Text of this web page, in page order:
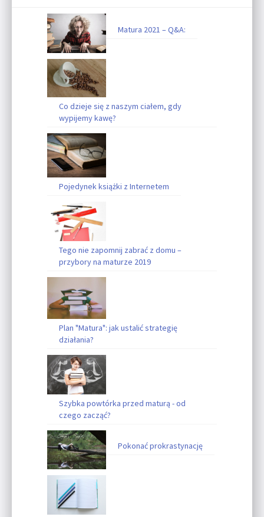
Matura 2021 – Q&A:
Co dzieje się z naszym ciałem, gdy
wypijemy kawę?
Pojedynek książki z Internetem
Tego nie zapomnij zabrać z domu –
przybory na maturze 2019
Plan "Matura": jak ustalić strategię
działania?
Szybka powtórka przed maturą - od
czego zacząć?
Pokonać prokrastynację